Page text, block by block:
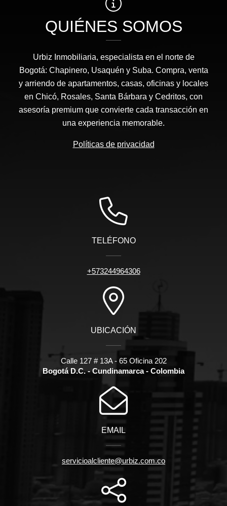
QUIÉNES SOMOS
Urbiz Inmobiliaria, especialista en el norte de
Bogotá: Chapinero, Usaquén y Suba. Compra, venta
y arriendo de apartamentos, casas, oficinas y locales
en Chicó, Rosales, Santa Bárbara y Cedritos, con
asesoría premium que convierte cada transacción en
una experiencia memorable.
Políticas de privacidad
TELÉFONO
+573244964306
UBICACIÓN
Calle 127 # 13A - 65 Oficina 202
Bogotá D.C. - Cundinamarca - Colombia
EMAIL
servicioalcliente@urbiz.com.co